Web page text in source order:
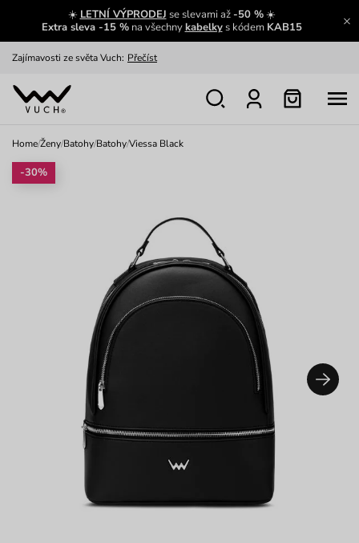
☀️ LETNÍ VÝPRODEJ se slevami až -50 %☀️
Extra sleva -15 %na všechnykabelkys kódem KAB15
Zajímavosti ze světa Vuch: Přečíst
Výměna a vrácení zdarma
Home/Ženy/Batohy/Batohy/Viessa Black
-30%